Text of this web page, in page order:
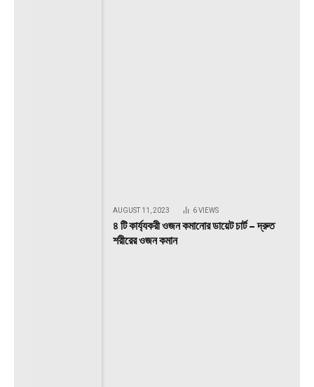
AUGUST 11, 2023 6VIEWS
৪ টি কার্য্যকরী ওজন কমানোর ডায়েট চার্ট – দ্রুত
শরীরের ওজন কমান